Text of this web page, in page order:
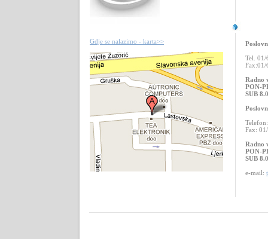
Gdje se nalazimo - karta>>
Tel.
Radno
PON-
SUB
Fax:
Radno
PON-
SUB
e-mail: